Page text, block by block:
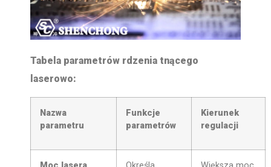
Tabela parametrów rdzenia tnącego
laserowo:
Nazwa
parametru
Funkcje
parametrów
Kierunek
regulacji